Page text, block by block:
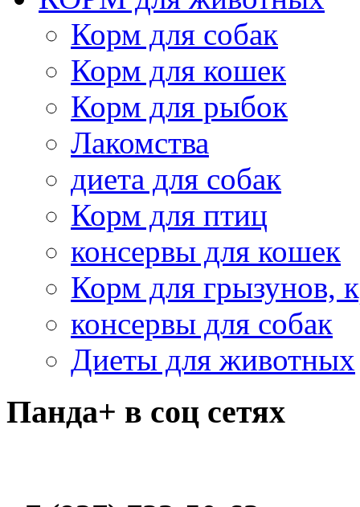
Корм для собак
Корм для кошек
Корм для рыбок
Лакомства
диета для собак
Корм для птиц
консервы для кошек
Корм для грызунов,
консервы для собак
Диеты для животных
Панда+ в соц сетях